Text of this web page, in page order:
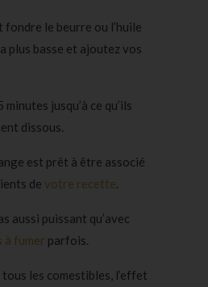
fondre le beurre ou l’huile
plus basse et ajoutez vos
jusqu’à ce qu’ils
dissous.
est prêt à être associé
de votre recette.
aussi puissant qu’avec
à fumer parfois.
tous les comestibles, l’effet